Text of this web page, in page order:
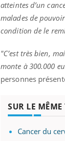
atteintes d’un
malades de
condition de le
"C’est très bien,
monte à 300.000
personnes
SUR LE MÊME
Cancer du